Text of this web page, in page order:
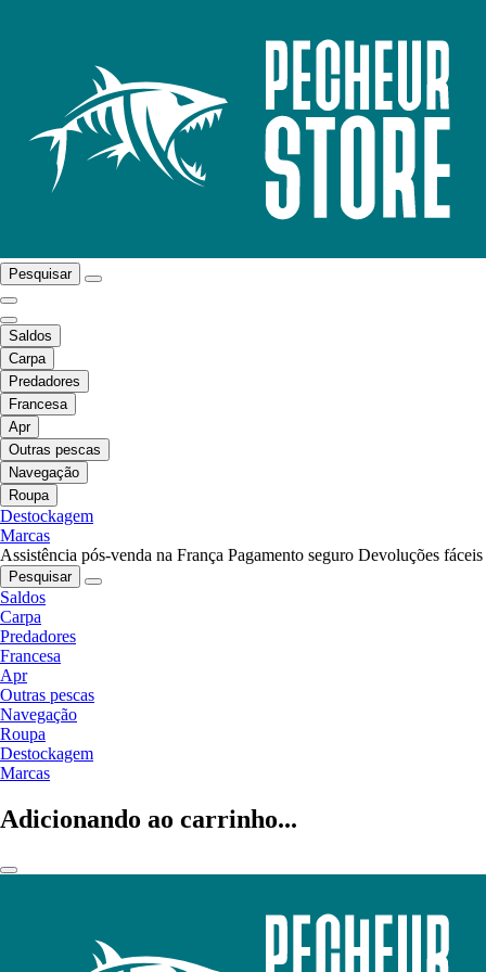
Pesquisar
Saldos
Carpa
Predadores
Francesa
Apr
Outras pescas
Navegação
Roupa
Destockagem
Marcas
Assistência pós-venda na França Pagamento seguro Devoluções fáceis
Pesquisar
Saldos
Carpa
Predadores
Francesa
Apr
Outras pescas
Navegação
Roupa
Destockagem
Marcas
Adicionando ao carrinho...